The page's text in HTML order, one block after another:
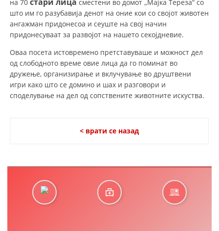
БРОШУРИ
ПОСТЕРИ
ПРЕЗЕНТАЦИИ
на 70
сместени во домот ,,Мајка Тереза“ со
што им го разубавија денот на оние кои со својот животен
ангажман придонесоа и сеуште на свој начин
придонесуваат за развојот на нашето секојдневие.
Оваа посета истовремено претставуваше и можност дел
од слободното време овие лица да го поминат во
дружење, организирање и вклучување во друштвени
игри како што се домино и шах и разговори и
споделување на дел од сопствените животните искуства.
< врати се назад